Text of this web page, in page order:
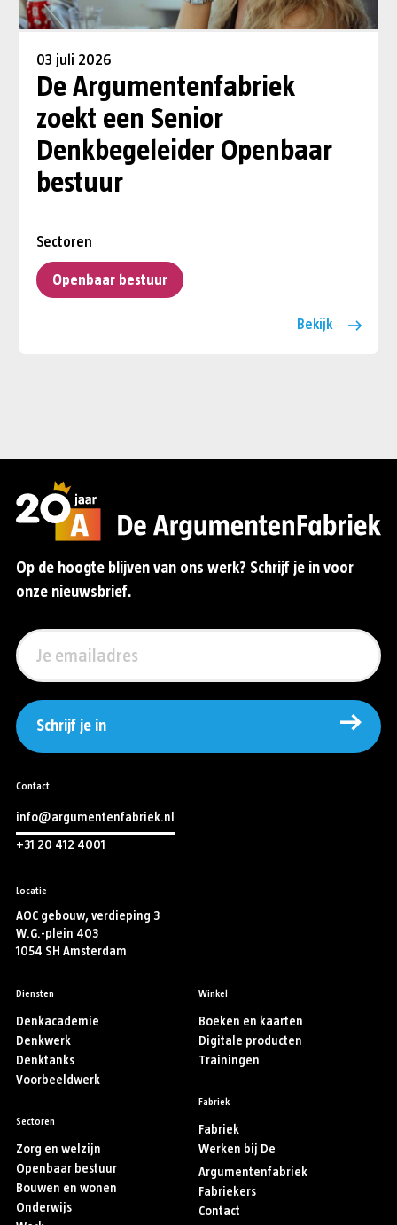
03 juli 2026
De Argumentenfabriek
zoekt een Senior
Denkbegeleider Openbaar
bestuur
Sectoren
Openbaar bestuur
Bekijk
Op de hoogte blijven van ons werk? Schrijf je in voor
onze nieuwsbrief.
Schrijf je in
Contact
info@argumentenfabriek.nl
+31 20 412 4001
Locatie
AOC gebouw, verdieping 3
W.G.-plein 403
1054 SH Amsterdam
Diensten
Denkacademie
Denkwerk
Denktanks
Voorbeeldwerk
Sectoren
Zorg en welzijn
Openbaar bestuur
Bouwen en wonen
Onderwijs
Winkel
Boeken en kaarten
Digitale producten
Trainingen
Fabriek
Fabriek
Werken bij De
Argumentenfabriek
Fabriekers
Contact